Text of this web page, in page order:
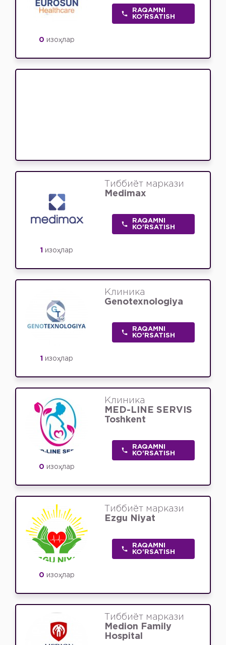
0 изоҳлар
RAQAMNI
KO'RSATISH
1 изоҳлар
Тиббиёт маркази
Medimax
RAQAMNI
KO'RSATISH
1 изоҳлар
Клиника
Genotexnologiya
RAQAMNI
KO'RSATISH
0 изоҳлар
Клиника
MED-LINE SERVIS
Toshkent
RAQAMNI
KO'RSATISH
0 изоҳлар
Тиббиёт маркази
Ezgu Niyat
RAQAMNI
KO'RSATISH
Тиббиёт маркази
Medion Family
Hospital